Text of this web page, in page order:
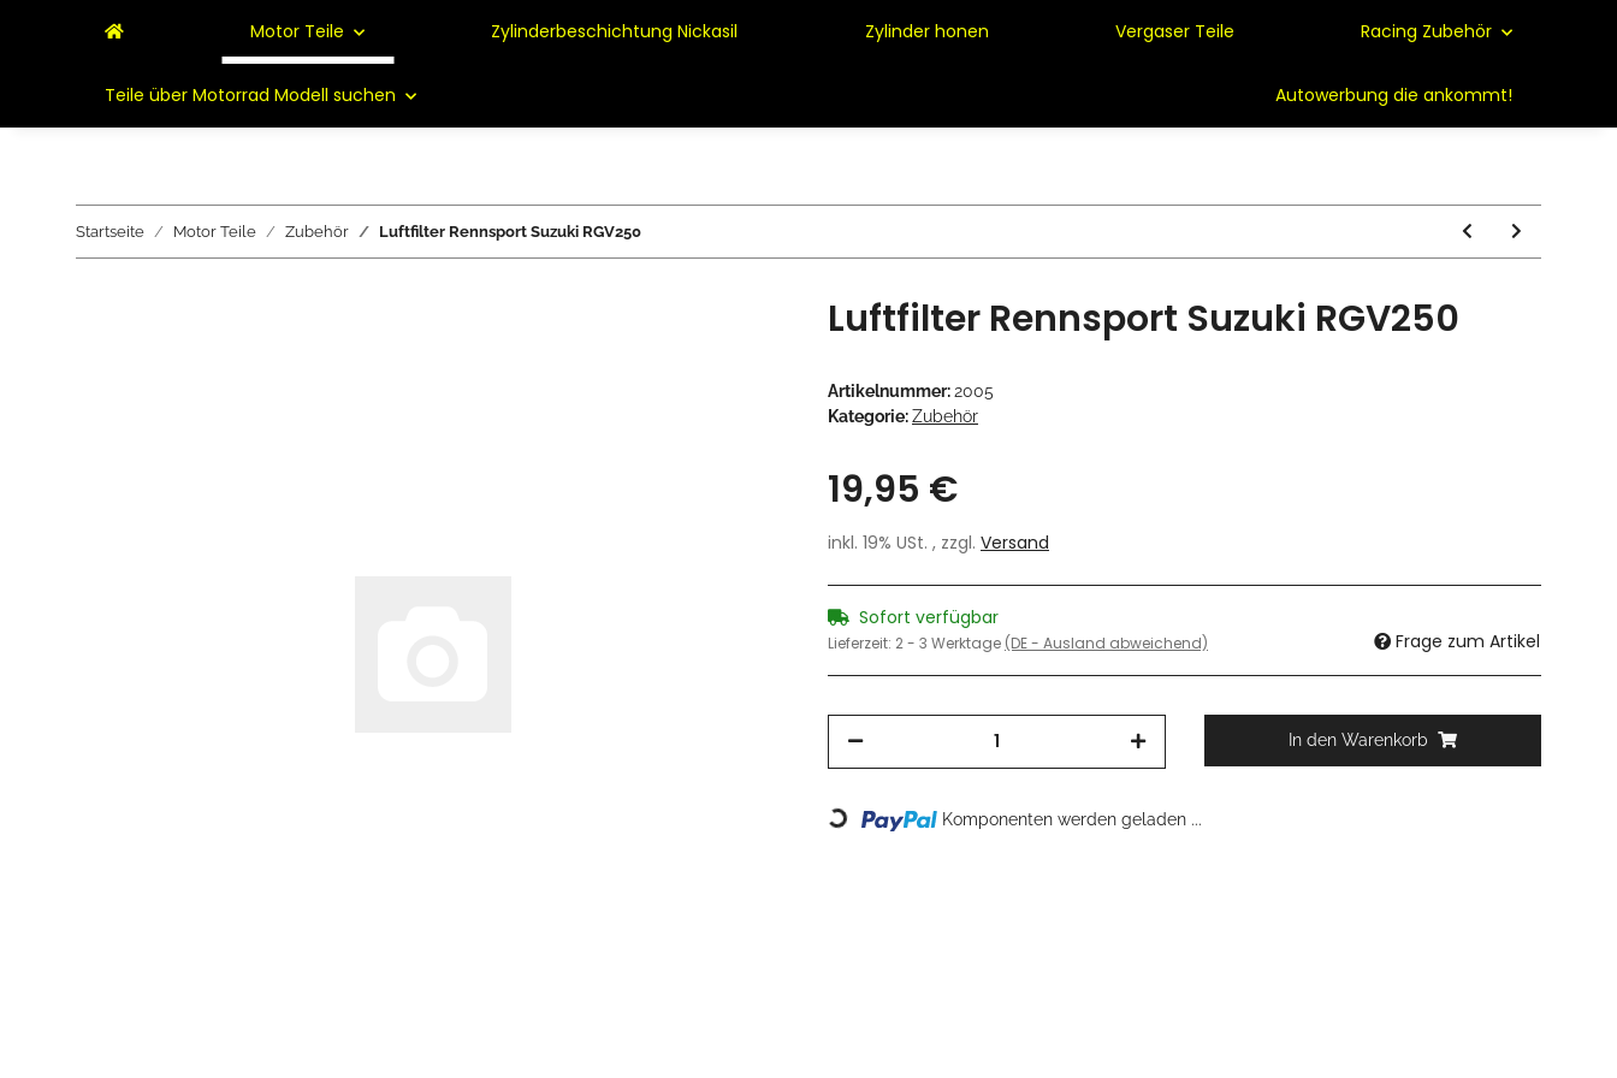
Motor Teile Zylinderbeschichtung Nickasil Zylinder honen Vergaser Teile Racing Zubehör
Teile über Motorrad Modell suchen Autowerbung die ankommt!
Startseite Motor Teile Zubehör Luftfilter Rennsport Suzuki RGV250
Luftfilter Rennsport Suzuki RGV250
Artikelnummer:2005
Kategorie:Zubehör
19,95 €
inkl. 19% USt. , zzgl. Versand
Sofort verfügbar
Lieferzeit: 2 - 3 Werktage (DE - Ausland abweichend) Frage zum Artikel
In den Warenkorb
Loading... Komponenten werden geladen ...